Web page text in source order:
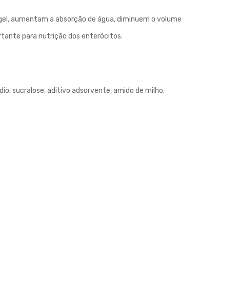
aumentam a absorção de água, diminuem o volume
para nutrição dos enterócitos.
sucralose, aditivo adsorvente, amido de milho.